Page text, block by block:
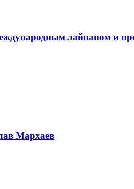
лайнапом и
Мархаев